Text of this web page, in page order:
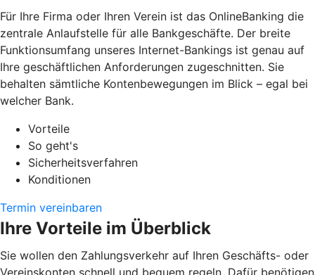
Für Ihre Firma oder Ihren Verein ist das OnlineBanking die
zentrale Anlaufstelle für alle Bankgeschäfte. Der breite
Funktionsumfang unseres Internet-Bankings ist genau auf
Ihre geschäftlichen Anforderungen zugeschnitten. Sie
behalten sämtliche Kontenbewegungen im Blick – egal bei
welcher Bank.
Vorteile
So geht's
Sicherheitsverfahren
Konditionen
Termin vereinbaren
Ihre Vorteile im Überblick
Sie wollen den Zahlungsverkehr auf Ihren Geschäfts- oder
Vereinskonten schnell und bequem regeln. Dafür benötigen